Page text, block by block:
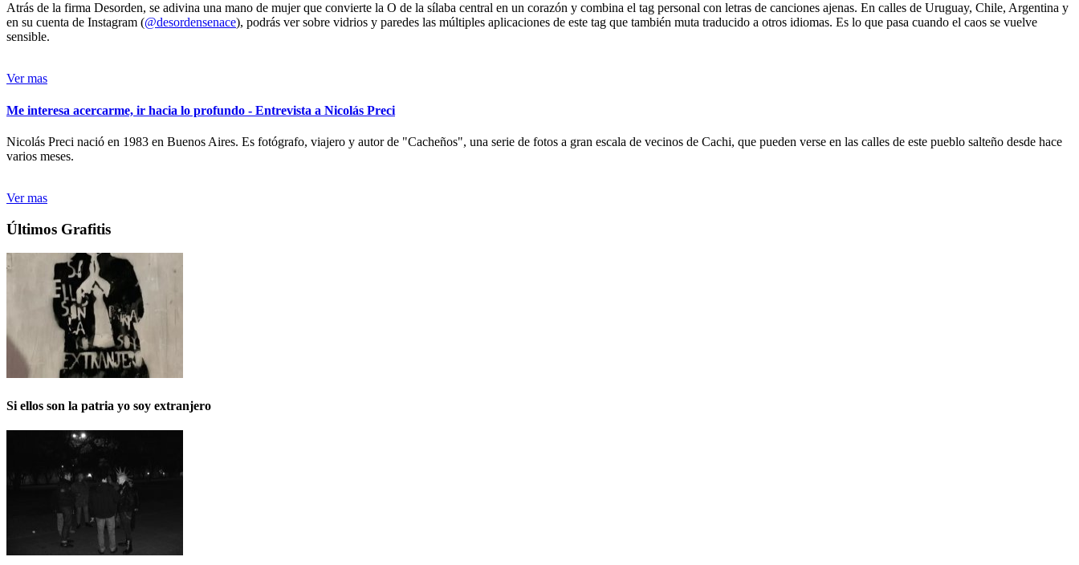
Atrás de la firma Desorden, se adivina una mano de mujer que convierte la O de la sílaba central en un corazón y combina el tag personal con letras de canciones ajenas. En calles de Uruguay, Chile, Argentina y
en su cuenta de Instagram (@desordensenace), podrás ver sobre vidrios y paredes las múltiples aplicaciones de este tag que también muta traducido a otros idiomas. Es lo que pasa cuando el caos se vuelve
sensible.
Ver mas
Me interesa acercarme, ir hacia lo profundo - Entrevista a Nicolás Preci
Nicolás Preci nació en 1983 en Buenos Aires. Es fotógrafo, viajero y autor de "Cacheños", una serie de fotos a gran escala de vecinos de Cachi, que pueden verse en las calles de este pueblo salteño desde hace
varios meses.
Ver mas
Últimos Grafitis
Si ellos son la patria yo soy extranjero